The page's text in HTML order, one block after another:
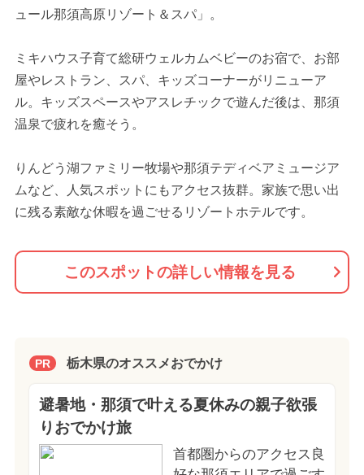
ュール那須高原リゾート＆スパ」。
ミキハウス子育て総研ウェルカムベビーのお宿で、お部
屋やレストラン、スパ、キッズコーナーがリニューア
ル。キッズスペースやアスレチックで遊んだ後は、那須
温泉で疲れを癒そう。
りんどう湖ファミリー牧場や那須テディベアミュージア
ムなど、人気スポットにもアクセス抜群。家族で思い出
に残る素敵な休暇を過ごせるリゾートホテルです。
このスポットの詳しい情報を見る
PR 栃木県のオススメおでかけ
避暑地・那須で叶える夏休みの親子欲張
りおでかけ旅
首都圏からのアクセス良